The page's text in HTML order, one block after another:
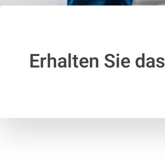
Erhalten Sie das